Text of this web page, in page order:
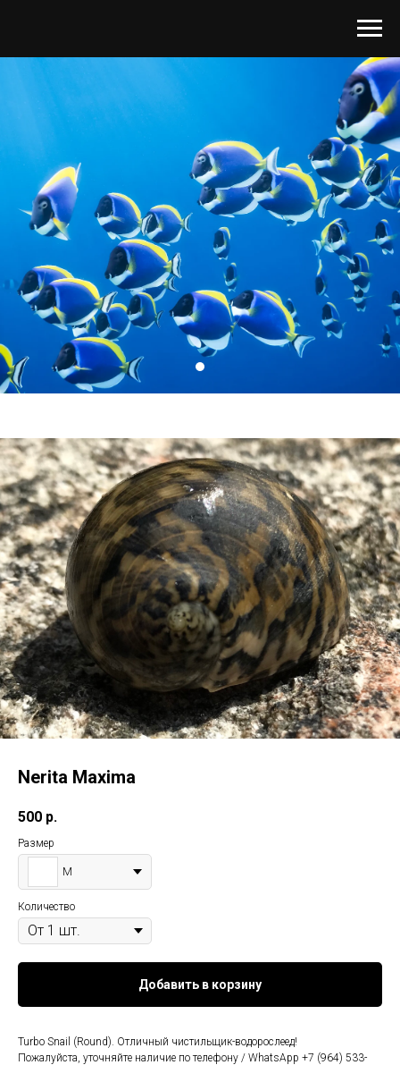
Nerita Maxima
500 р.
Размер
M
Количество
Добавить в корзину
Turbo Snail (Round). Отличный чистильщик-водорослеед!
Пожалуйста, уточняйте наличие по телефону / WhatsApp +7 (964) 533-